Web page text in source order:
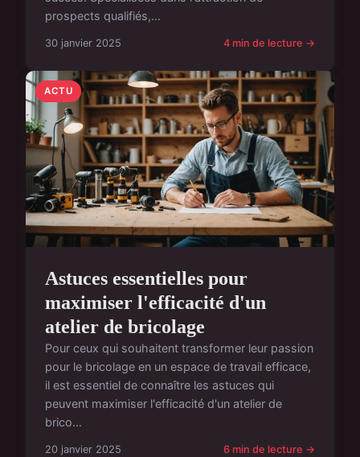
prospects qualifiés,...
30 janvier 2025 4 min de lecture →
ACTU
Astuces essentielles pour
maximiser l'efficacité d'un
atelier de bricolage
Pour ceux qui souhaitent transformer leur passion
pour le bricolage en un espace de travail efficace,
il est essentiel de connaître les astuces qui
peuvent maximiser l'efficacité d'un atelier de
brico...
20 janvier 2025 6 min de lecture →